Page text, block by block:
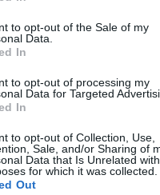
data for below specified
to opt-out of the Sale of my
Data.
In
to opt-out of processing my
Data for Targeted
In
to opt-out of Collection, Use,
Sale, and/or Sharing of
Data that Is Unrelated
for which it was collected.
Out